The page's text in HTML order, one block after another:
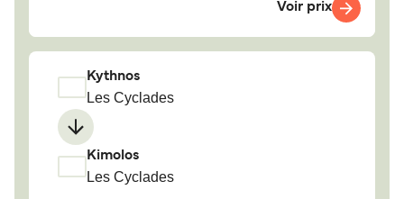
Voir prix
Kythnos
Les Cyclades
Kimolos
Les Cyclades